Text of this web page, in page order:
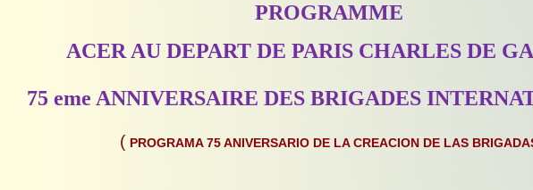
PROGRAMME
ACER AU DEPART DE PARIS CHARLES DE
75 eme ANNIVERSAIRE DES BRIGADES
( PROGRAMA 75 ANIVERSARIO DE LA CREACION DE LAS